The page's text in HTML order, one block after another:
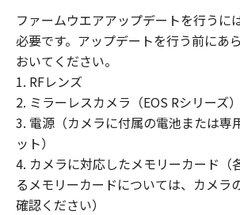
はならず、また第三者にこの
させてはなりません。
(3) お客様は、「許諾ソフト
まれるキヤノンの著作権表示
または消去してはなりません。
(4) 本契約に明示的に定める
キヤノンは「許諾ソフトウェ
キヤノンの知的財産権のいか
客様に付与または許諾するも
せん。
ファームウエアアップデートを行うに
必要です。アップデートを行う前にあ
おいてください。
1. RFレンズ
2. ミラーレスカメラ（EOS Rシリーズ）
3. 電源（カメラに付属の電池または専
ット）
4. カメラに対応したメモリーカード（
るメモリーカードについては、カメラ
確認ください）